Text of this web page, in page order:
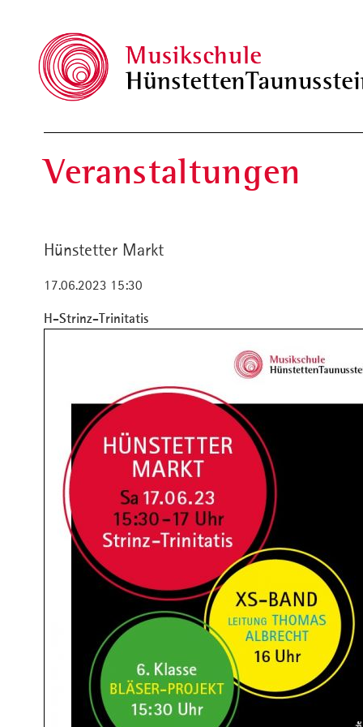
Veranstaltungen
Hünstetter Markt
17.06.2023 15:30
H-Strinz-Trinitatis